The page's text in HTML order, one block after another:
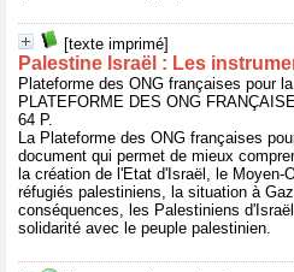
[texte imprimé]
Palestine Israël : Les
Plateforme des ONG françaises pour
PLATEFORME DES ONG
64 P.
La Plateforme des ONG françaises
document qui permet de mieux
la création de l'Etat d'Israël, le Moyen-
réfugiés palestiniens, la situation à
conséquences, les Palestiniens
solidarité avec le peuple palestinien.